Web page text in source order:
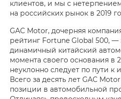
клиентов, и мы с
на российских рынок в 2019
GAC Motor, дочерняя
рейтинг Fortune Global 500,
динамичный китайский
момента своего основания в
неуклонно следует по пути к
Всего за десять лет GAC
позиции в автомобильной